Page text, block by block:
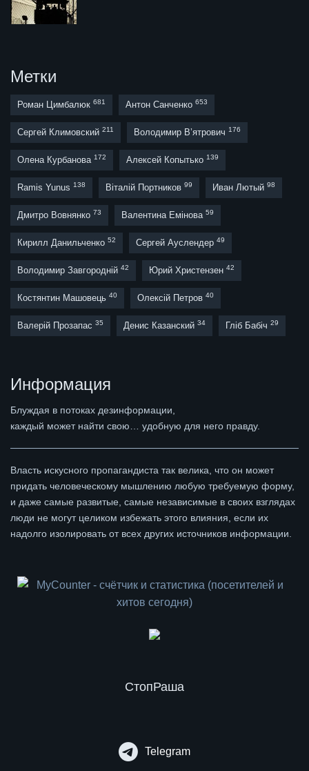
Метки
Роман Цимбалюк 681 Антон Санченко 653
Сергей Климовский 211 Володимир В’ятрович 176
Олена Курбанова 172 Алексей Копытько 139
Ramis Yunus 138 Віталій Портников 99 Иван Лютый 98
Дмитро Вовнянко 73 Валентина Емінова 59
Кирилл Данильченко 52 Сергей Ауслендер 49
Володимир Завгородній 42 Юрий Христензен 42
Костянтин Машовець 40 Олексій Петров 40
Валерій Прозапас 35 Денис Казанский 34 Гліб Бабіч 29
Информация
Блуждая в потоках дезинформации,
каждый может найти свою… удобную для него правду.
Власть искусного пропагандиста так велика, что он может
придать человеческому мышлению любую требуемую форму,
и даже самые развитые, самые независимые в своих взглядах
люди не могут целиком избежать этого влияния, если их
надолго изолировать от всех других источников информации.
СтопРаша
Telegram